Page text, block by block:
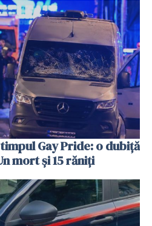
Gay Pride: o dubiță
mort și 15 răniți